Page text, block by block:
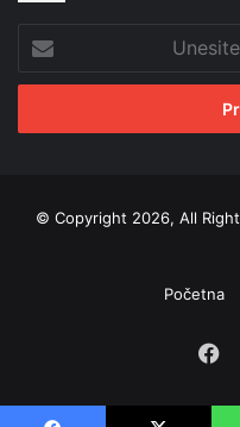
Email
adresu
© Copyright 2026, All
Početna